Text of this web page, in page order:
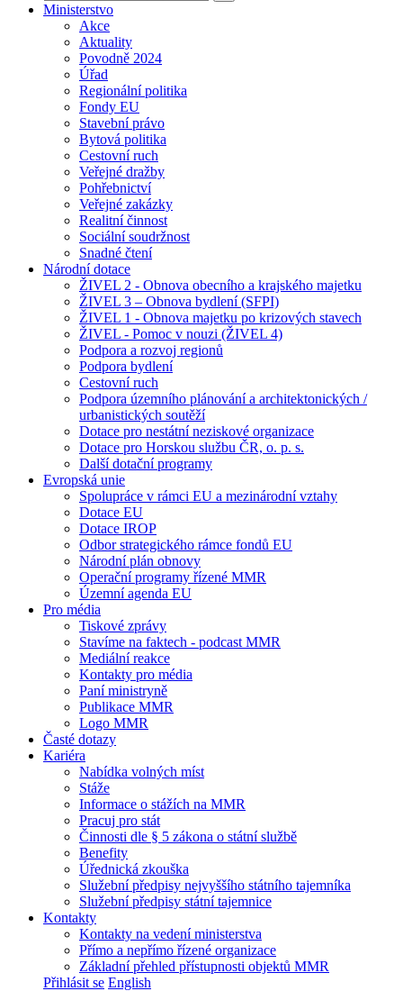
Ministerstvo
Akce
Aktuality
Povodně 2024
Úřad
Regionální politika
Fondy EU
Stavební právo
Bytová politika
Cestovní ruch
Veřejné dražby
Pohřebnictví
Veřejné zakázky
Realitní činnost
Sociální soudržnost
Snadné čtení
Národní dotace
ŽIVEL 2 - Obnova obecního a krajského majetku
ŽIVEL 3 – Obnova bydlení (SFPI)
ŽIVEL 1 - Obnova majetku po krizových stavech
ŽIVEL - Pomoc v nouzi (ŽIVEL 4)
Podpora a rozvoj regionů
Podpora bydlení
Cestovní ruch
Podpora územního plánování a architektonických /
urbanistických soutěží
Dotace pro nestátní neziskové organizace
Dotace pro Horskou službu ČR, o. p. s.
Další dotační programy
Evropská unie
Spolupráce v rámci EU a mezinárodní vztahy
Dotace EU
Dotace IROP
Odbor strategického rámce fondů EU
Národní plán obnovy
Operační programy řízené MMR
Územní agenda EU
Pro média
Tiskové zprávy
Stavíme na faktech - podcast MMR
Mediální reakce
Kontakty pro média
Paní ministryně
Publikace MMR
Logo MMR
Časté dotazy
Kariéra
Nabídka volných míst
Stáže
Informace o stážích na MMR
Pracuj pro stát
Činnosti dle § 5 zákona o státní službě
Benefity
Úřednická zkouška
Služební předpisy nejvyššího státního tajemníka
Služební předpisy státní tajemnice
Kontakty
Kontakty na vedení ministerstva
Přímo a nepřímo řízené organizace
Základní přehled přístupnosti objektů MMR
Přihlásit se English